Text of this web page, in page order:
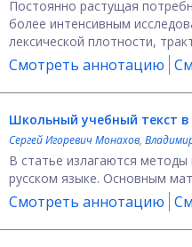
Постоянно растущая
более интенсивным
лексической плотности,
Смотреть аннотацию
Школьный учебный текст
Сергей Игоревич Монахов,
В статье излагаются
русском языке. Основным
Смотреть аннотацию